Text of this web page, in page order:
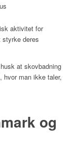
aktivitet for
deres
at skovbadning
hvor man ikke taler,
og